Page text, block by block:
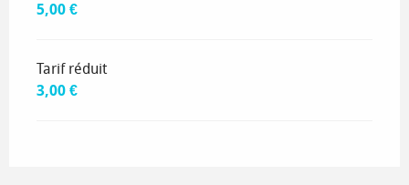
5,00 €
Tarif réduit
3,00 €